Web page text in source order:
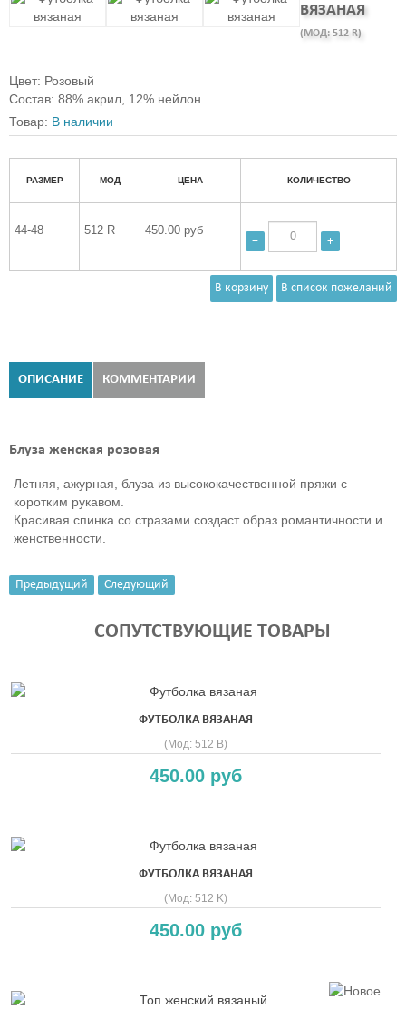
ВЯЗАНАЯ
(МОД: 512 R)
Цвет: Розовый
Состав: 88% акрил, 12% нейлон
Товар: В наличии
РАЗМЕР МОД ЦЕНА КОЛИЧЕСТВО
44-48 512 R
450.00 руб
−
+
ОПИСАНИЕ КОММЕНТАРИИ
Блуза женская розовая
Летняя, ажурная, блуза из высококачественной пряжи с
коротким рукавом.
Красивая спинка со стразами создаст образ романтичности и
женственности.
Предыдущий Следующий
СОПУТСТВУЮЩИЕ ТОВАРЫ
ФУТБОЛКА ВЯЗАНАЯ
(Мод: 512 B)
450.00 руб
ФУТБОЛКА ВЯЗАНАЯ
(Мод: 512 K)
450.00 руб